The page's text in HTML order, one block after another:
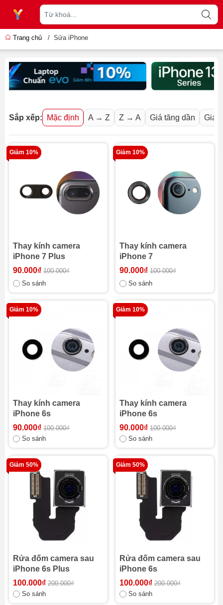
Trang chủ / Sửa iPhone
Sắp xếp: Mặc định A → Z Z → A Giá tăng dần Giá
Giảm 10%
Thay kính camera
iPhone 7 Plus
90.000₫ 100.000₫
So sánh
Giảm 10%
Thay kính camera
iPhone 7
90.000₫ 100.000₫
So sánh
Giảm 10%
Thay kính camera
iPhone 6s
90.000₫ 100.000₫
So sánh
Giảm 10%
Thay kính camera
iPhone 6s
90.000₫ 100.000₫
So sánh
Giảm 50%
Rửa đốm camera sau
iPhone 6s Plus
100.000₫ 200.000₫
So sánh
Giảm 50%
Rửa đốm camera sau
iPhone 6s
100.000₫ 200.000₫
So sánh